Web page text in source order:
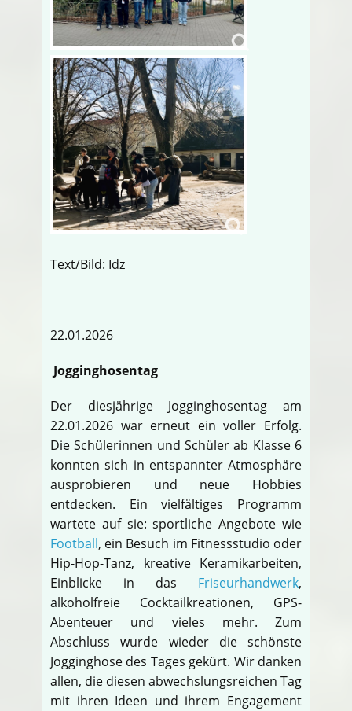
Text/Bild: Idz
22.01.2026
Jogginghosentag
Der diesjährige Jogginghosentag am
22.01.2026 war erneut ein voller Erfolg.
Die Schülerinnen und Schüler ab Klasse 6
konnten sich in entspannter Atmosphäre
ausprobieren und neue Hobbies
entdecken. Ein vielfältiges Programm
wartete auf sie: sportliche Angebote wie
Football, ein Besuch im Fitnessstudio oder
Hip-Hop-Tanz, kreative Keramikarbeiten,
Einblicke in das Friseurhandwerk,
alkoholfreie Cocktailkreationen, GPS-
Abenteuer und vieles mehr. Zum
Abschluss wurde wieder die schönste
Jogginghose des Tages gekürt. Wir danken
allen, die diesen abwechslungsreichen Tag
mit ihren Ideen und ihrem Engagement